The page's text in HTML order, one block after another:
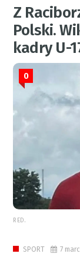
Z
Polski.
kadry U-
0
RED.
SPORT 7